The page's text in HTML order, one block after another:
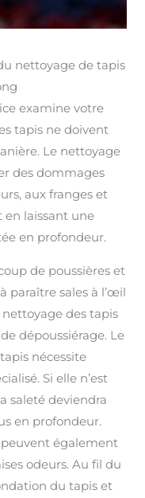
nettoyage de tapis
examine votre
tapis ne doivent
Le nettoyage
des dommages
aux franges et
laissant une
en profondeur.
de poussières et
paraître sales à l’œil
des tapis
dépoussiérage. Le
nécessite
Si elle n’est
saleté deviendra
en profondeur.
peuvent également
odeurs. Au fil du
du tapis et